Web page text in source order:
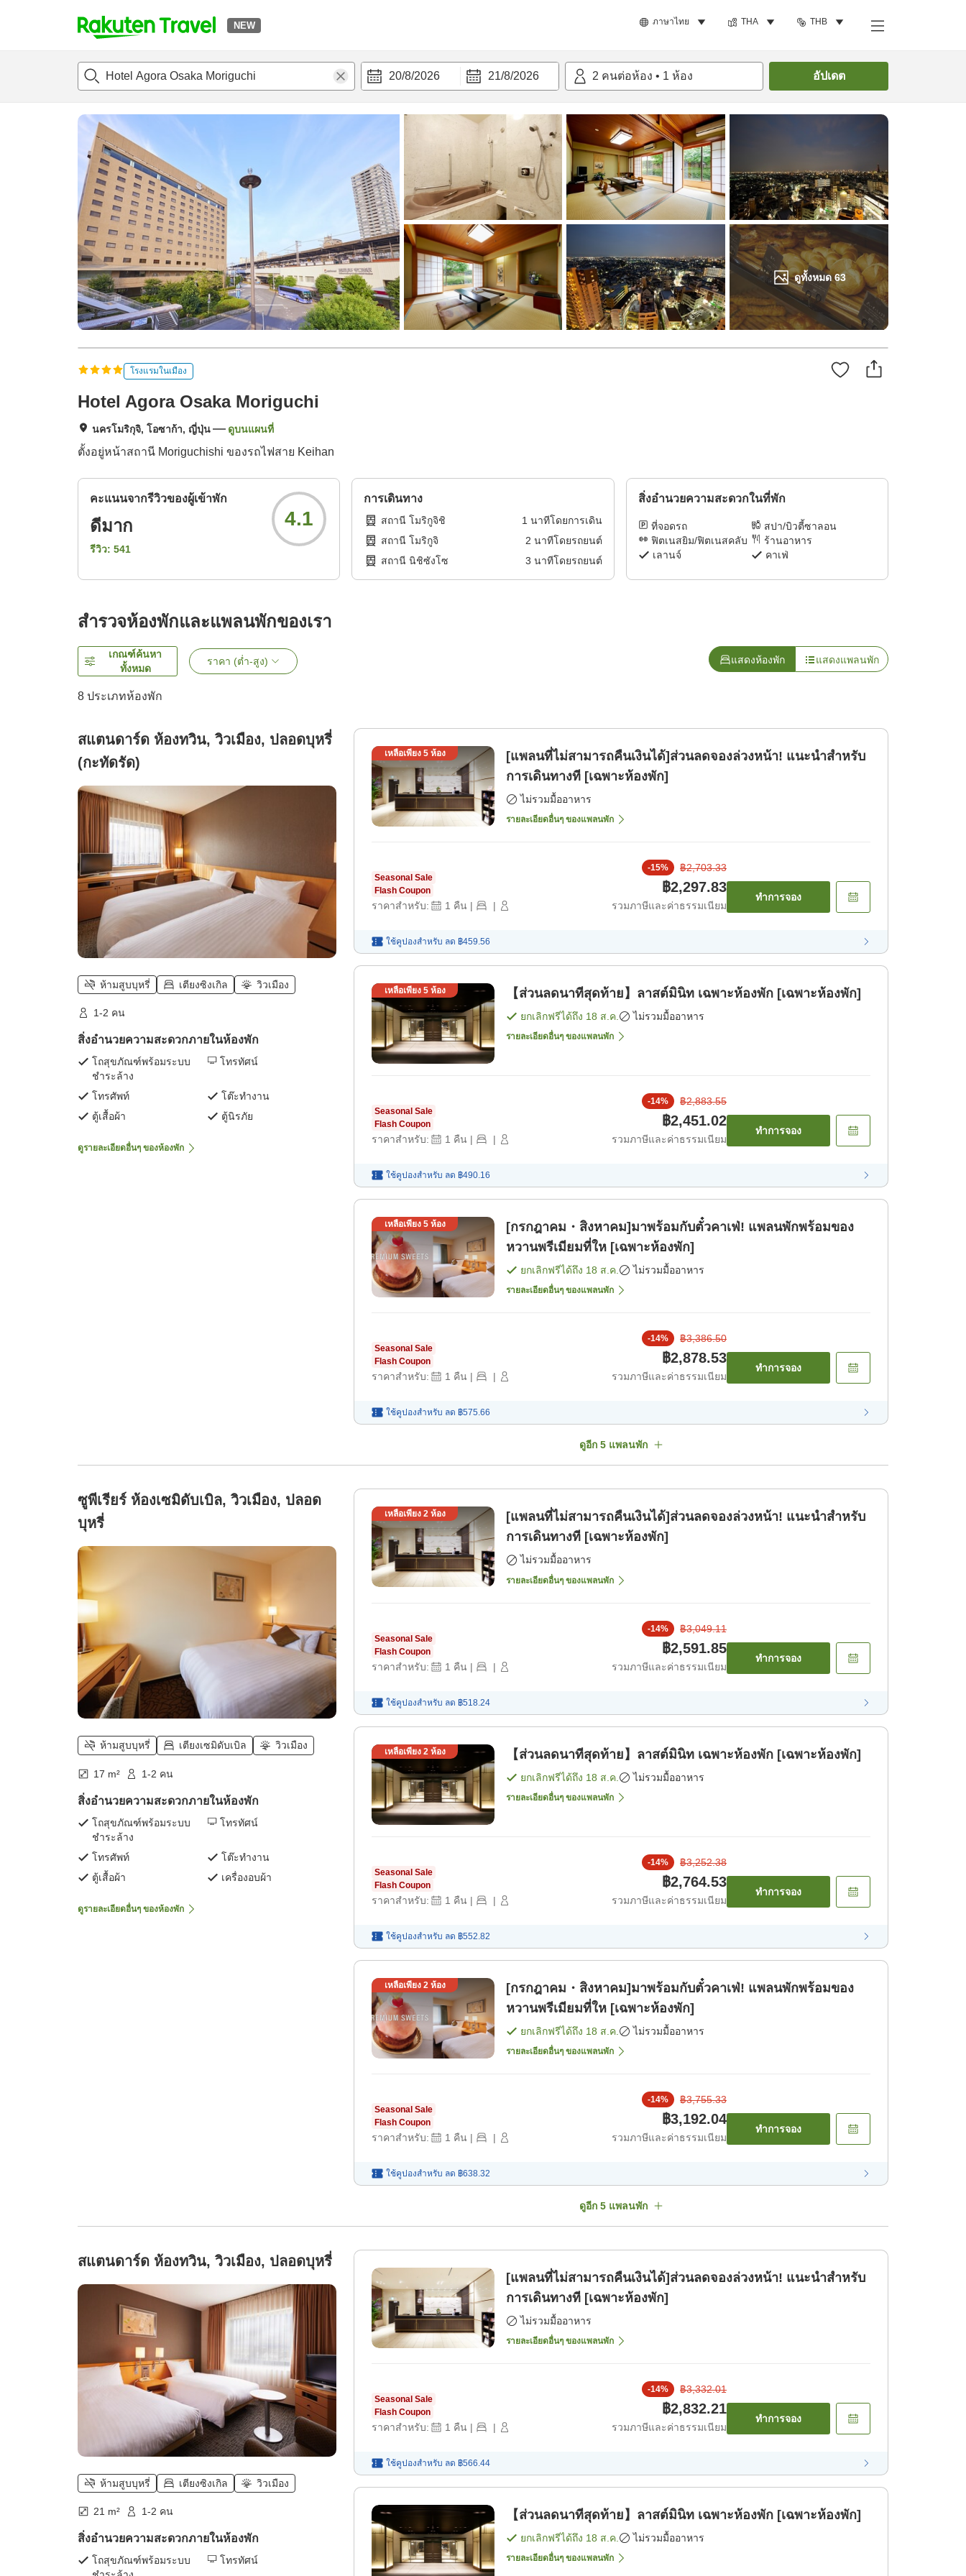
NEW ภาษาไทย THA THB
t
p
a
e
a
r
h
20/8/2026 21/8/2026 2 คนต่อห้อง • 1 ห้อง อัปเดต
ดูทั้งหมด63
แนะนำที่พักห้องพักและแพลนพักรีวิวไฮไลต์ สิ่่งอำนวยความสะดวก ค้นหาห้องพัก
โรงแรมในเมือง
Hotel Agora Osaka Moriguchi
นครโมริกุจิ, โอซาก้า, ญี่ปุ่น ดูบนแผนที่
ตั้งอยู่หน้าสถานี Moriguchishi ของรถไฟสาย Keihan
คะแนนจากรีวิวของผู้เข้าพัก
ดีมาก
รีวิว: 541
4.1
การเดินทาง
สถานี โมริกูจิชิ 1 นาทีโดยการเดิน
สถานี โมริกูจิ
2 นาทีโดยรถยนต์
สถานี นิชิซังโซ
3 นาทีโดยรถยนต์
สิ่งอำนวยความสะดวกในที่พัก
ที่จอดรถ
สปา/บิวตี้ซาลอน
ฟิตเนสยิม/ฟิตเนสคลับ
ร้านอาหาร
เลานจ์
คาเฟ่
สำรวจห้องพักและแพลนพักของเรา
เกณฑ์ค้นหา
ทั้งหมด
ราคา (ต่ำ-สูง) แสดงห้องพัก แสดงแพลนพัก
8 ประเภทห้องพัก
สแตนดาร์ด ห้องทวิน, วิวเมือง, ปลอดบุหรี่
(กะทัดรัด)
ห้ามสูบบุหรี่ เตียงซิงเกิล วิวเมือง
1-2 คน
สิ่งอำนวยความสะดวกภายในห้องพัก
โถสุขภัณฑ์พร้อมระบบ
ชำระล้าง
โทรทัศน์
โทรศัพท์
โต๊ะทำงาน
ตู้เสื้อผ้า
ตู้นิรภัย
ดูรายละเอียดอื่นๆ ของห้องพัก
เหลือเพียง 5ห้อง
[แพลนที่ไม่สามารถคืนเงินได้]ส่วนลดจองล่วงหน้า! แนะนำสำหรับ
การเดินทางที [เฉพาะห้องพัก]
ไม่รวมมื้ออาหาร
รายละเอียดอื่นๆ ของแพลนพัก
Seasonal Sale
Flash Coupon
ราคาสำหรับ: 1 คืน | |
-15% ฿2,703.33
฿2,297.83
รวมภาษีและค่าธรรมเนียม
ทำการจอง
ใช้คูปองสำหรับ ลด ฿459.56
เหลือเพียง 5ห้อง 【ส่วนลดนาทีสุดท้าย】ลาสต์มินิท เฉพาะห้องพัก [เฉพาะห้องพัก]
ยกเลิกฟรีได้ถึง 18 ส.ค. ไม่รวมมื้ออาหาร
รายละเอียดอื่นๆ ของแพลนพัก
Seasonal Sale
Flash Coupon
ราคาสำหรับ: 1 คืน | |
-14% ฿2,883.55
฿2,451.02
รวมภาษีและค่าธรรมเนียม
ทำการจอง
ใช้คูปองสำหรับ ลด ฿490.16
เหลือเพียง 5ห้อง
[กรกฎาคม・สิงหาคม]มาพร้อมกับตั๋วคาเฟ่! แพลนพักพร้อมของ
หวานพรีเมียมที่ให [เฉพาะห้องพัก]
ยกเลิกฟรีได้ถึง 18 ส.ค. ไม่รวมมื้ออาหาร
รายละเอียดอื่นๆ ของแพลนพัก
Seasonal Sale
Flash Coupon
ราคาสำหรับ: 1 คืน | |
-14% ฿3,386.50
฿2,878.53
รวมภาษีและค่าธรรมเนียม
ทำการจอง
ใช้คูปองสำหรับ ลด ฿575.66
ดูอีก 5แพลนพัก
ซูพีเรียร์ ห้องเซมิดับเบิล, วิวเมือง, ปลอด
บุหรี่
ห้ามสูบบุหรี่ เตียงเซมิดับเบิล วิวเมือง
17 m² 1-2 คน
สิ่งอำนวยความสะดวกภายในห้องพัก
โถสุขภัณฑ์พร้อมระบบ
ชำระล้าง
โทรทัศน์
โทรศัพท์
โต๊ะทำงาน
ตู้เสื้อผ้า
เครื่องอบผ้า
ดูรายละเอียดอื่นๆ ของห้องพัก
เหลือเพียง 2ห้อง
[แพลนที่ไม่สามารถคืนเงินได้]ส่วนลดจองล่วงหน้า! แนะนำสำหรับ
การเดินทางที [เฉพาะห้องพัก]
ไม่รวมมื้ออาหาร
รายละเอียดอื่นๆ ของแพลนพัก
Seasonal Sale
Flash Coupon
ราคาสำหรับ: 1 คืน | |
-14% ฿3,049.11
฿2,591.85
รวมภาษีและค่าธรรมเนียม
ทำการจอง
ใช้คูปองสำหรับ ลด ฿518.24
เหลือเพียง 2 ห้อง 【ส่วนลดนาทีสุดท้าย】ลาสต์มินิท เฉพาะห้องพัก [เฉพาะห้องพัก]
ยกเลิกฟรีได้ถึง 18 ส.ค. ไม่รวมมื้ออาหาร
รายละเอียดอื่นๆ ของแพลนพัก
Seasonal Sale
Flash Coupon
ราคาสำหรับ: 1 คืน | |
-14% ฿3,252.38
฿2,764.53
รวมภาษีและค่าธรรมเนียม
ทำการจอง
ใช้คูปองสำหรับ ลด ฿552.82
เหลือเพียง 2 ห้อง
[กรกฎาคม・สิงหาคม]มาพร้อมกับตั๋วคาเฟ่! แพลนพักพร้อมของ
หวานพรีเมียมที่ให [เฉพาะห้องพัก]
ยกเลิกฟรีได้ถึง 18 ส.ค. ไม่รวมมื้ออาหาร
รายละเอียดอื่นๆ ของแพลนพัก
Seasonal Sale
Flash Coupon
ราคาสำหรับ: 1 คืน | |
-14% ฿3,755.33
฿3,192.04
รวมภาษีและค่าธรรมเนียม
ทำการจอง
ใช้คูปองสำหรับ ลด ฿638.32
ดูอีก 5แพลนพัก
สแตนดาร์ด ห้องทวิน, วิวเมือง, ปลอดบุหรี่
ห้ามสูบบุหรี่ เตียงซิงเกิล วิวเมือง
21 m² 1-2 คน
สิ่งอำนวยความสะดวกภายในห้องพัก
โถสุขภัณฑ์พร้อมระบบ
โทรทัศน์
[แพลนที่ไม่สามารถคืนเงินได้]ส่วนลดจองล่วงหน้า! แนะนำสำหรับ
การเดินทางที [เฉพาะห้องพัก]
ไม่รวมมื้ออาหาร
รายละเอียดอื่นๆ ของแพลนพัก
Seasonal Sale
Flash Coupon
ราคาสำหรับ: 1 คืน | |
-14% ฿3,332.01
฿2,832.21
รวมภาษีและค่าธรรมเนียม
ทำการจอง
ใช้คูปองสำหรับ ลด ฿566.44
【ส่วนลดนาทีสุดท้าย】ลาสต์มินิท เฉพาะห้องพัก [เฉพาะห้องพัก]
ยกเลิกฟรีได้ถึง 18 ส.ค. ไม่รวมมื้ออาหาร
รายละเอียดอื่นๆ ของแพลนพัก